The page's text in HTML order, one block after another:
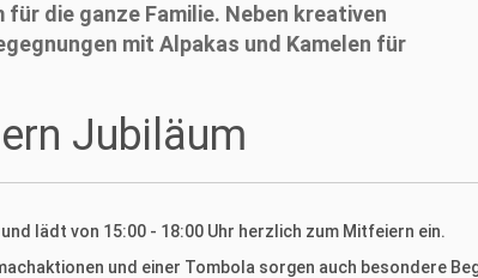
die ganze Familie. Neben kreativen
mit Alpakas und Kamelen für
Jubiläum
lädt von 15:00 - 18:00 Uhr herzlich zum Mitfeiern ein.
und einer Tombola sorgen auch besondere